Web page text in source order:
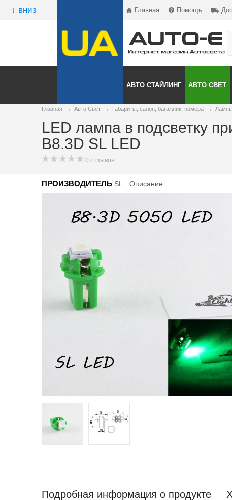
↓ вниз Главная Помощь
АВТО СТАЙЛИНГ АВТО СВЕТ
Главная → Авто Свет → Габариты, салон, багажник, номера →
LED лампа в подсветку
B8.3D SL LED
0 отзывов
ПРОИЗВОДИТЕЛЬ SL Описание
Подробная информация о продукте